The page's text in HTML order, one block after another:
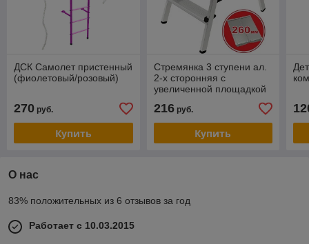
ДСК Самолет пристенный
(фиолетовый/розовый)
270 руб.
Купить
Стремянка 3 ступени ал.
2-х сторонняя с
увеличенной площадкой
Новая высота
216руб.
Купить
О нас
83% положительных из 6 отзывов за год
Работает с 10.03.2015